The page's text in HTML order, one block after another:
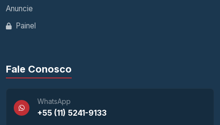
Anuncie
Painel
Fale Conosco
WhatsApp
+55 (11) 5241-9133